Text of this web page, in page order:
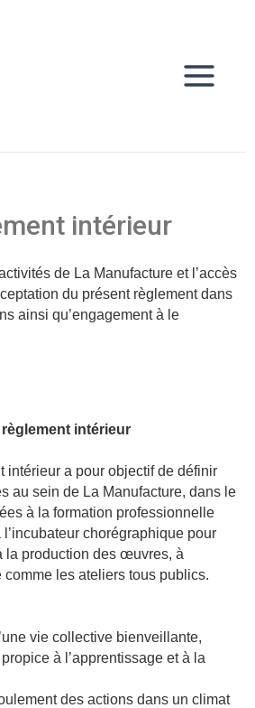
intérieur
de La Manufacture et l’accès
du présent règlement dans
ainsi qu’engagement à le
intérieur
intérieur a pour objectif de définir
au sein de La Manufacture, dans le
à la formation professionnelle
chorégraphique pour
la production des œuvres, à
comme les ateliers tous publics.
vie collective bienveillante,
à l’apprentissage et à la
des actions dans un climat